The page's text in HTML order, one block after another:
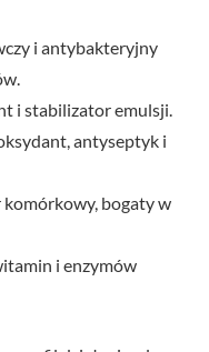
i antybakteryjny
i stabilizator emulsji.
antyseptyk i
bogaty w
i enzymów